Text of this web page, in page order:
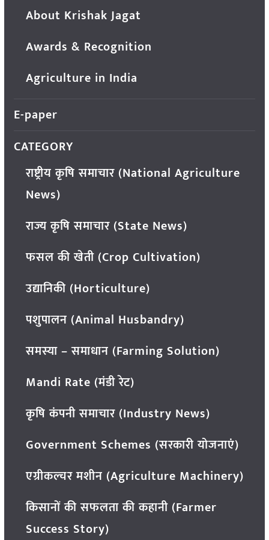
About Krishak Jagat
Awards & Recognition
Agriculture in India
E-paper
CATEGORY
राष्ट्रीय कृषि समाचार (National Agriculture
News)
राज्य कृषि समाचार (State News)
फसल की खेती (Crop Cultivation)
उद्यानिकी (Horticulture)
पशुपालन (Animal Husbandry)
समस्या – समाधान (Farming Solution)
Mandi Rate (मंडी रेट)
कृषि कंपनी समाचार (Industry News)
Government Schemes (सरकारी योजनाएं)
एग्रीकल्चर मशीन (Agriculture Machinery)
किसानों की सफलता की कहानी (Farmer
Success Story)